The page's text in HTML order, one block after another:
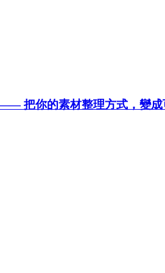
把你的素材整理方式，變成